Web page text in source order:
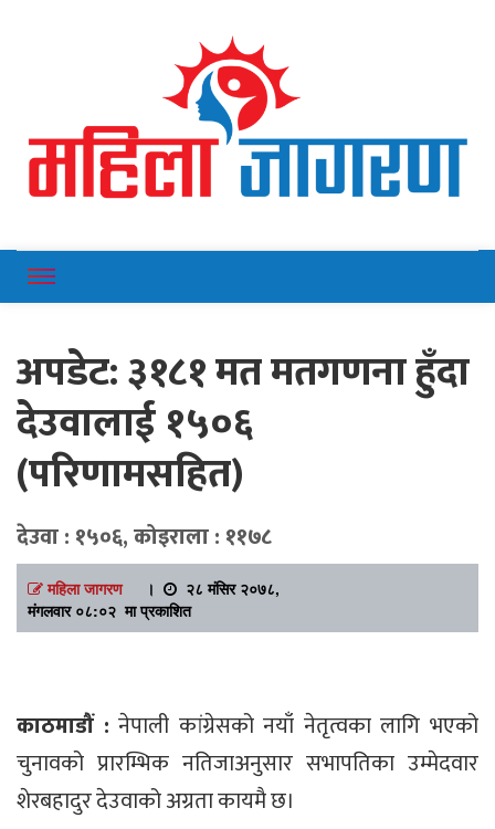
Mahilajagaran
अपडेट: ३१८१ मत मतगणना हुँदा
देउवालाई १५०६
(परिणामसहित)
देउवा : १५०६, कोइराला : ११७८
महिला जागरण।
२८ मंसिर २०७८,
मंगलवार ०८:०२ मा प्रकाशित
काठमाडौं : नेपाली कांग्रेसको नयाँ नेतृत्वका लागि भएको
चुनावको प्रारम्भिक नतिजाअनुसार सभापतिका उम्मेदवार
शेरबहादुर देउवाको अग्रता कायमै छ।